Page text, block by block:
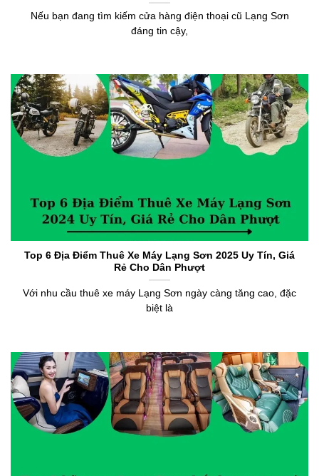
Nếu bạn đang tìm kiếm cửa hàng điện thoại cũ Lạng Sơn
đáng tin cậy,
Top 6 Địa Điểm Thuê Xe Máy Lạng Sơn 2025 Uy Tín, Giá
Rẻ Cho Dân Phượt
Với nhu cầu thuê xe máy Lạng Sơn ngày càng tăng cao, đặc
biệt là